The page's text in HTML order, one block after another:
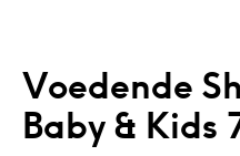
Voedende
Baby & Kids